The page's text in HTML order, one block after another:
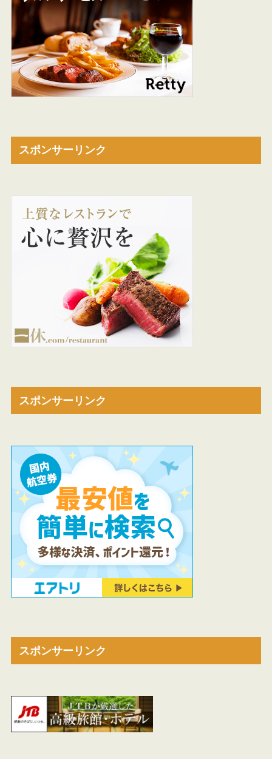
スポンサーリンク
スポンサーリンク
スポンサーリンク